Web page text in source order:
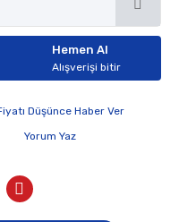
Hemen Al
Alışverişi bitir
Düşünce Haber Ver
Yorum Yaz